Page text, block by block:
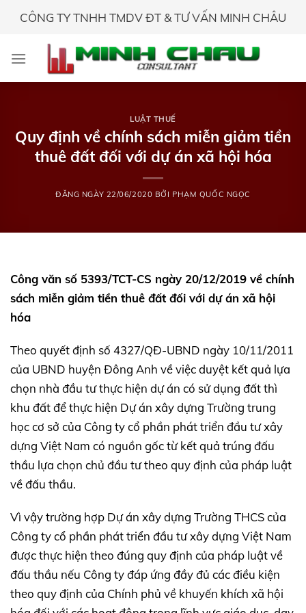
CÔNG TY TNHH TMDV ĐT & TƯ VẤN MINH CHÂU
LUẬT THUẾ
Quy định về chính sách miễn giảm tiền
thuê đất đối với dự án xã hội hóa
ĐĂNG NGÀY 22/06/2020 BỞI PHẠM QUỐC NGỌC
Công văn số 5393/TCT-CS ngày 20/12/2019 về chính
sách miễn giảm tiền thuê đất đối với dự án xã hội
hóa
Theo quyết định số 4327/QĐ-UBND ngày 10/11/2011
của UBND huyện Đông Anh về việc duyệt kết quả lựa
chọn nhà đầu tư thực hiện dự án có sử dụng đất thì
khu đất để thực hiện Dự án xây dựng Trường trung
học cơ sở của Công ty cổ phần phát triển đầu tư xây
dựng Việt Nam có nguồn gốc từ kết quả trúng đấu
thầu lựa chọn chủ đầu tư theo quy định của pháp luật
về đấu thầu.
Vì vậy trường hợp Dự án xây dựng Trường THCS của
Công ty cổ phần phát triển đầu tư xây dựng Việt Nam
được thực hiện theo đúng quy định của pháp luật về
đấu thầu nếu Công ty đáp ứng đầy đủ các điều kiện
theo quy định của Chính phủ về khuyến khích xã hội